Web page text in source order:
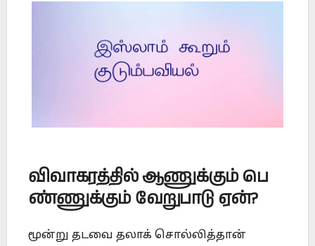
விவாகரத்தில்ஆணுக்கும் பெ
ண்ணுக்கும் வேறுபாடு ஏன்?
மூன்று தடவை தலாக் சொல்லித்தான்